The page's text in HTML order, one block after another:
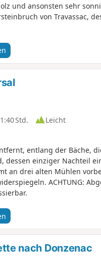
und ansonsten sehr
von Travassac,
1:40 Std.
Leicht
entlang der Bäche,
dessen einziger Nachteil
an drei alten Mühlen
ACHTUNG:
nach Donzenac